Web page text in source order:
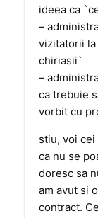
ideea ca
–
vizitatorii
chiriasii`
–
ca trebuie
vorbit cu
stiu, voi
ca nu se
doresc sa
am avut si
contract.